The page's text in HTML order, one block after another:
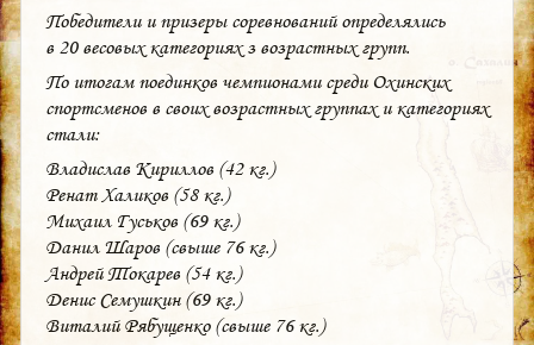
Победители и призеры соревнований определялись
в 20 весовых категориях з возрастных групп.
По итогам поединков чемпионами среди Охинских
спортсменов в своих возрастных группах и категориях
стали:
Владислав Кириллов (42 кг.)
Ренат Халиков (58 кг.)
Михаил Гуськов (69 кг.)
Данил Шаров (свыше 76 кг.)
Андрей Токарев (54 кг.)
Денис Семушкин (69 кг.)
Виталий Рябущенко (свыше 76 кг.)